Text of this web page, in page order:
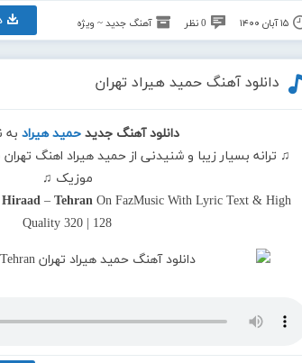
۱۵ آبان ۱۴۰۰ 0 نظر آهنگ جدید ~ ویژه
دانلود آهنگ حمید هیراد تهران
دانلود آهنگ جدید حمید هیراد به
♫ ترانه بسیار زیبا و شنیدنی از حمید هیراد اهنگ
موزیک ♫
–Tehran On FazMusic With Lyric Text & High
Quality 320 | 128